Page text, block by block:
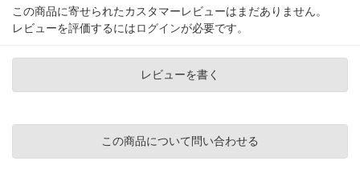
この商品に寄せられたカスタマーレビューはまだありません。
レビューを評価するにはログインが必要です。
レビューを書く
この商品について問い合わせる